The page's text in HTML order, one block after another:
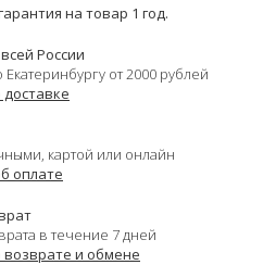
на товар 1 год.
России
от 2000 рублей
картой или онлайн
оплате
в течение 7 дней
и обмене